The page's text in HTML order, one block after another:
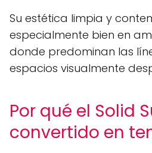
Su estética limpia y
especialmente bien en
donde predominan las
espacios visualmente
Por qué el Solid
convertido en